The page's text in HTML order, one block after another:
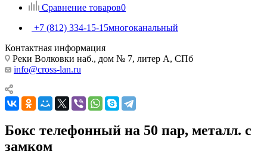
Сравнение товаров0
+7 (812) 334-15-15многоканальный
Контактная информация
Реки Волковки наб., дом № 7, литер А, СПб
info@cross-lan.ru
Бокс телефонный на 50 пар, металл. с
замком